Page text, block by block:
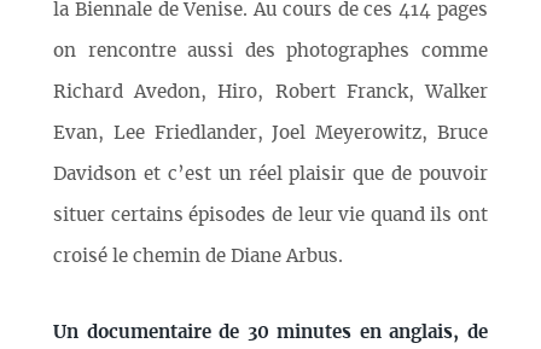
la Biennale de Venise. Au cours de ces 414 pages
on rencontre aussi des photographes comme
Richard Avedon, Hiro, Robert Franck, Walker
Evan, Lee Friedlander, Joel Meyerowitz, Bruce
Davidson et c’est un réel plaisir que de pouvoir
situer certains épisodes de leur vie quand ils ont
croisé le chemin de Diane Arbus.
Un documentaire de 30 minutes en anglais, de